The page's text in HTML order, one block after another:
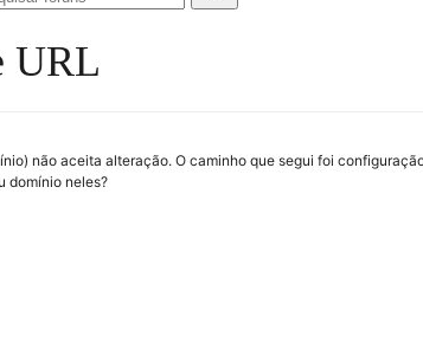
Pesquisar
URL
não aceita alteração. O caminho que segui foi
domínio neles?